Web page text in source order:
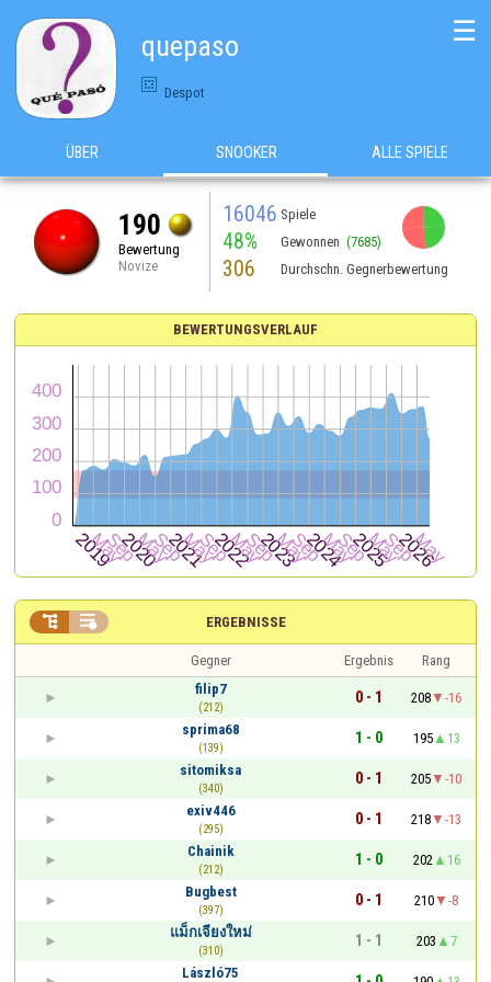
quepaso
Despot
☰
ÜBER SNOOKER ALLE SPIELE
190
Bewertung
Novize
16046 Spiele
48% Gewonnen (7685)
306 Durchschn. Gegnerbewertung
BEWERTUNGSVERLAUF
ERGEBNISSE
 
Gegner Ergebnis
Rang
filip7
(212)
0 - 1 208
-16
sprima68
(139)
1 - 0 195
13
sitomiksa
(340)
0 - 1 205
-10
exiv446
(295)
0 - 1 218
-13
Chainik
(212)
1 - 0 202
16
Bugbest
(397)
0 - 1 210
-8
แม็กเจียงใหม่
(310)
1 - 1 203
7
László75